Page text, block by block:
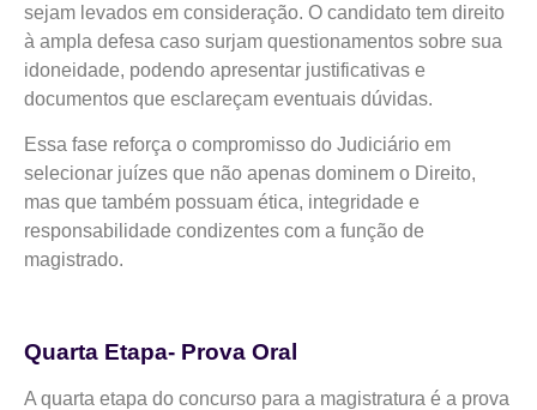
sejam levados em consideração. O candidato tem direito
à ampla defesa caso surjam questionamentos sobre sua
idoneidade, podendo apresentar justificativas e
documentos que esclareçam eventuais dúvidas.
Essa fase reforça o compromisso do Judiciário em
selecionar juízes que não apenas dominem o Direito,
mas que também possuam ética, integridade e
responsabilidade condizentes com a função de
magistrado.
Quarta Etapa- Prova Oral
A quarta etapa do concurso para a magistratura é a prova